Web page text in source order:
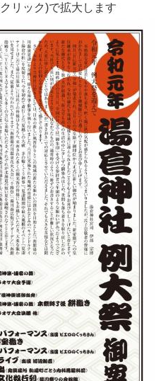
ック)で拡大します